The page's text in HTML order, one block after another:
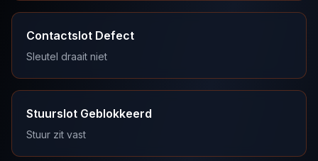
Contactslot Defect
Sleutel draait niet
Stuurslot Geblokkeerd
Stuur zit vast